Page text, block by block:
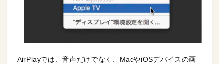
AirPlayでは、音声だけでなく、MacやiOSデバイスの画